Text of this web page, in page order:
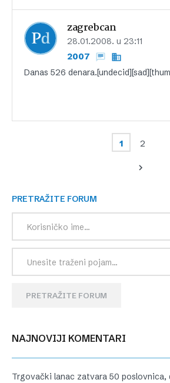
zagrebcan
28.01.2008. u 23:11
2007
Danas 526
1 2
PRETRAŽITE FORUM
PRETRAŽITE FORUM
NAJNOVIJI KOMENTARI
Trgovački lanac zatvara 50 poslovnica,